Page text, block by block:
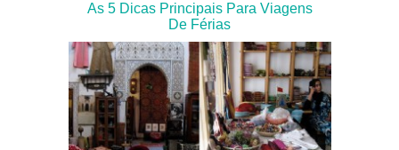
As 5 Dicas Principais Para Viagens
De Férias